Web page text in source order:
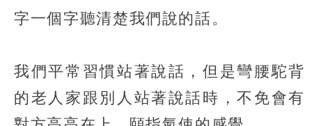
字一個字聽清楚我們說的話。
我們平常習慣站著說話，但是彎腰駝背
的老人家跟別人站著說話時，不免會有